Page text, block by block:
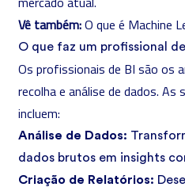
Vê também:O que é Machine
O que faz um profissional
Os profissionais de BI são os
recolha e análise de dados. As
incluem:
Análise de Dados:
dados brutos em insights
Criação de Relatórios: